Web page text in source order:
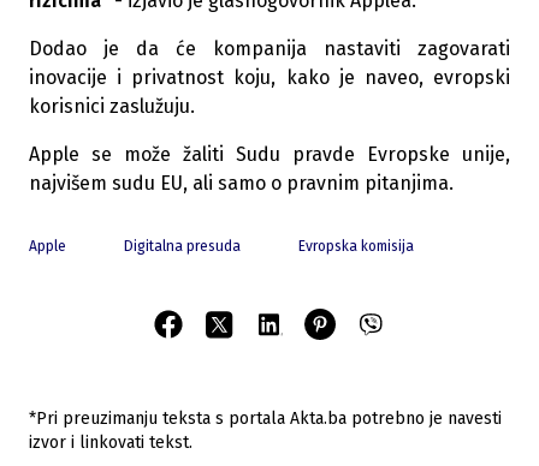
Dodao je da će kompanija nastaviti zagovarati
inovacije i privatnost koju, kako je naveo, evropski
korisnici zaslužuju.
Apple se može žaliti Sudu pravde Evropske unije,
najvišem sudu EU, ali samo o pravnim pitanjima.
Apple Digitalna presuda Evropska komisija
*Pri preuzimanju teksta s portala Akta.ba potrebno je navesti
izvor i linkovati tekst.